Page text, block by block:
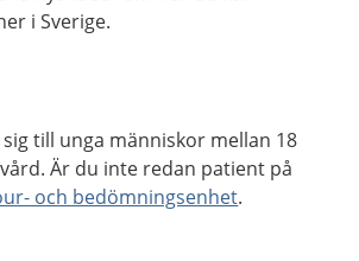
i Sverige.
till unga människor mellan 18
Är du inte redan patient på
och bedömningsenhet.